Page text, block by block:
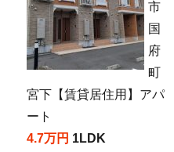
市
国
府
町
宮下【賃貸居住用】アパ
ート
4.7万円 1LDK